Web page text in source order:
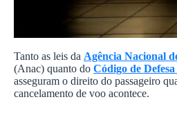
Tanto as leis da Agência Nacional
(Anac) quanto do Código de
asseguram o direito do passageiro
cancelamento de voo acontece.